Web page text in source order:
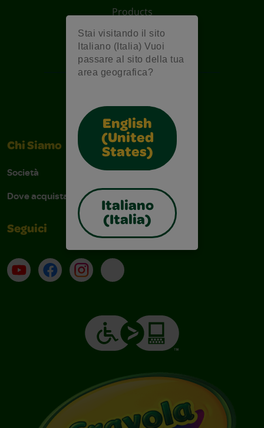
Stai visitando il sito
Italiano (Italia) Vuoi
passare al sito della tua
area geografica?
English
(United
States)
Italiano
(Italia)
Products
Artigianato
Chi Siamo
Chi Siamo
Società
Dove acquistare
Seguici
Su YouTube
ContattiProfilo Instagram
Email